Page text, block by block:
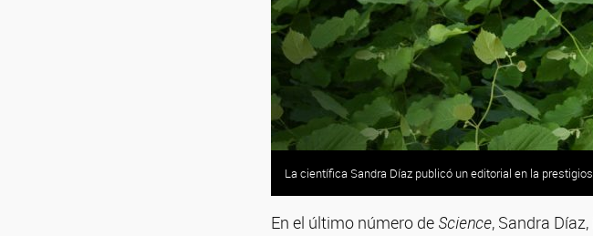
La científica Sandra Díaz publicó un editorial en la
En el último número de Science, Sandra